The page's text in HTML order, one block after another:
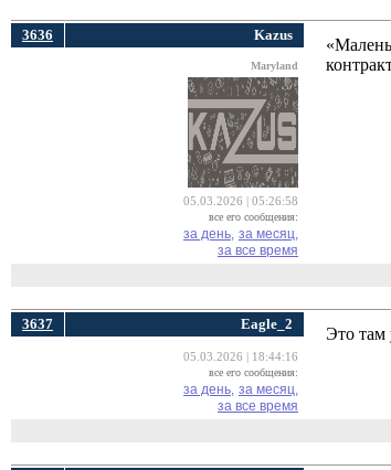
3636 Kazus
Maryland
05.03.2026 | 05:26:58
все его сообщения:
за день, за месяц,
за все время
3637 Eagle_2
05.03.2026 | 18:44:16
все его сообщения:
за день, за месяц,
за все время
Это там